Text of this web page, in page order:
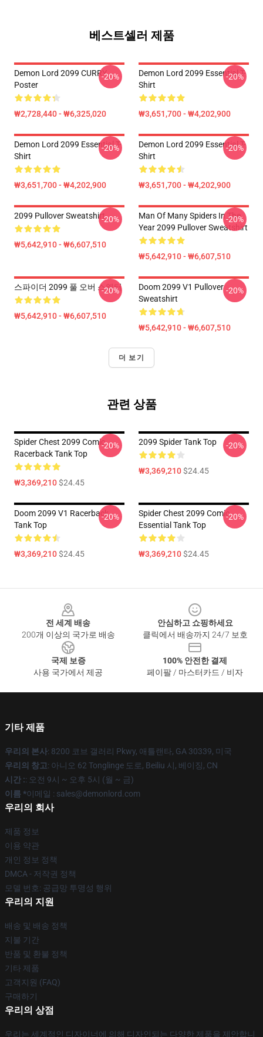
베스트셀러 제품
Demon Lord 2099 CURRY
Poster
₩2,728,440 - ₩6,325,020
-20%
Demon Lord 2099 Essential T-
Shirt
₩3,651,700 - ₩4,202,900
-20%
Demon Lord 2099 Essential T-
Shirt
₩3,651,700 - ₩4,202,900
-20%
Demon Lord 2099 Essential T-
Shirt
₩3,651,700 - ₩4,202,900
-20%
2099 Pullover Sweatshirt
₩5,642,910 - ₩6,607,510
-20%
Man Of Many Spiders In The
Year 2099 Pullover Sweatshirt
₩5,642,910 - ₩6,607,510
-20%
스파이더 2099 풀 오버 스웨터
₩5,642,910 - ₩6,607,510
-20%
Doom 2099 V1 Pullover
Sweatshirt
₩5,642,910 - ₩6,607,510
-20%
더 보기
관련 상품
Spider Chest 2099 Comic
Racerback Tank Top
₩3,369,210$24.45
-20% 2099 Spider Tank Top
₩3,369,210$24.45
-20%
Doom 2099 V1 Racerback
Tank Top
₩3,369,210$24.45
-20%
Spider Chest 2099 Comic
Essential Tank Top
₩3,369,210$24.45
-20%
전 세계 배송
200개 이상의 국가로 배송
안심하고 쇼핑하세요
클릭에서 배송까지 24/7 보호
국제 보증
사용 국가에서 제공
100% 안전한 결제
페이팔 / 마스터카드 / 비자
기타 제품
우리의 본사: 8200 코브 갤러리 Pkwy, 애틀랜타, GA 30339, 미국
우리의 창고: 아니오 62 Tonglinge 도로, Beiliu 시, 베이징, CN
시간 :: 오전 9시 ~ 오후 5시 (월 ~ 금)
이름 *이메일 : sales@demonlord.com
우리의 회사
제품 정보
이용 약관
개인 정보 정책
DMCA - 저작권 정책
모델 번호: 공급망 투명성 행위
우리의 지원
배송 및 배송 정책
지불 기간
반품 및 환불 정책
기타 제품
고객지원 (FAQ)
구매하기
우리의 상점
우리는 세계적인 디자이너에 의해 디자인되는 다양한 제품을 제안합니